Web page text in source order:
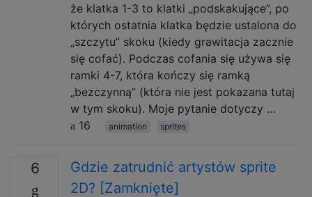
że klatka 1-3 to klatki „podskakujące”, po
których ostatnia klatka będzie ustalona do
„szczytu” skoku (kiedy grawitacja zacznie
się cofać). Podczas cofania się używa się
ramki 4-7, która kończy się ramką
„bezczynną” (która nie jest pokazana tutaj
w tym skoku). Moje pytanie dotyczy …
16
animation sprites
6
Gdzie zatrudnić artystów sprite
2D? [Zamknięte]